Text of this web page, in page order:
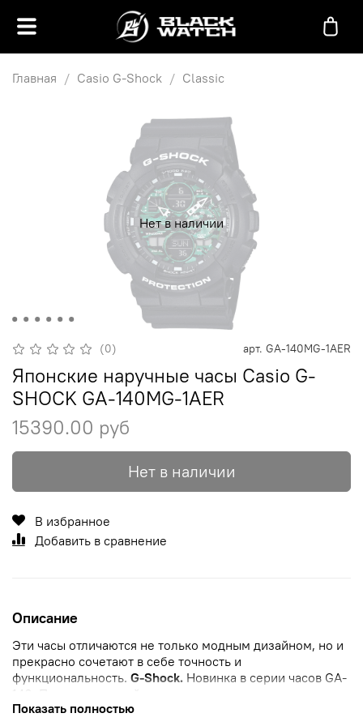
Главная Casio G-Shock Classic
Нет в наличии
(0) арт. GA-140MG-1AER
Японские наручные часы Casio G-
SHOCK GA-140MG-1AER
15390.00 руб
Нет в наличии
В избранное
Добавить в сравнение
Описание
Эти часы отличаются не только модным дизайном, но и
прекрасно сочетают в себе точность и
функциональность. G-Shock. Новинка в серии часов GA-
140. Противоударный корпус
ударов и вибрации. Защищены от магнитных полей.
Показать полностью